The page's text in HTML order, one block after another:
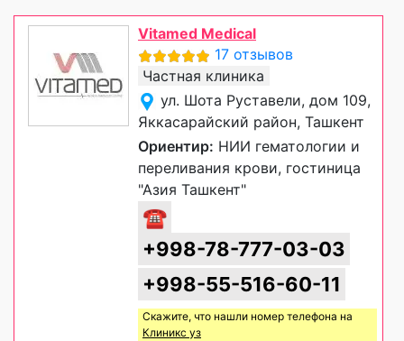
Vitamed Medical
17 отзывов
Частная клиника
ул. Шота Руставели, дом 109,
Яккасарайский район, Ташкент
Ориентир: НИИ гематологии и
переливания крови, гостиница
"Азия Ташкент"
☎
+998-78-777-03-03
+998-55-516-60-11
Скажите, что нашли номер телефона на
Клиникс уз